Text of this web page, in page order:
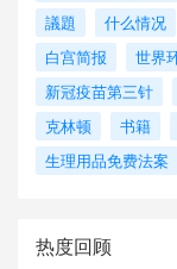
議題
什么情况
白宫简报
世界
新冠疫苗第三针
克林顿
书籍
生理用品免费法案
热度回顾